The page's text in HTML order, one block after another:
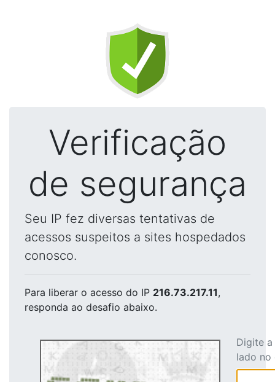
Verificação
de segurança
Seu IP fez diversas tentativas de
acessos suspeitos a sites hospedados
conosco.
Para liberar o acesso do IP 216.73.217.11,
responda ao desafio abaixo.
Digite
lado no